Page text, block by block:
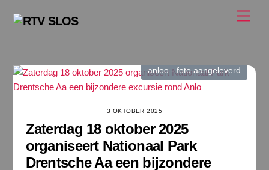
naar
anloo - foto aangeleverd
3 OKTOBER 2025
Zaterdag 18 oktober 2025
organiseert Nationaal Park
Drentsche Aa een bijzondere